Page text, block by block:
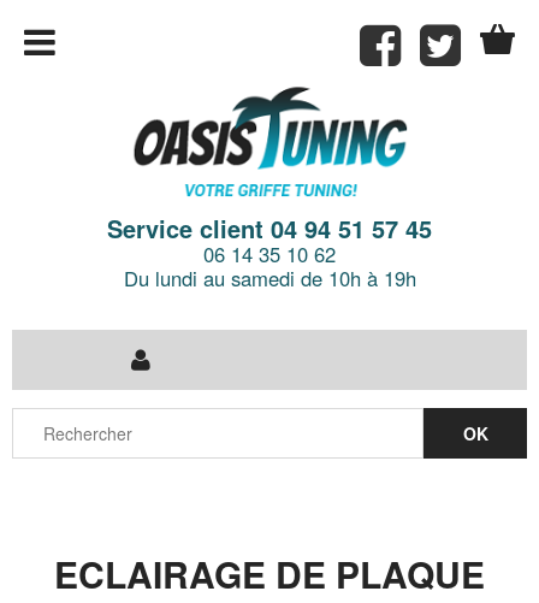
Service client 04 94 51 57 45
06 14 35 10 62
Du lundi au samedi de 10h à 19h
ECLAIRAGE DE PLAQUE